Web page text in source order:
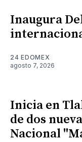
Inaugura
24 EDOMEX
agosto 7, 2026
Inicia en
de dos
Nacional